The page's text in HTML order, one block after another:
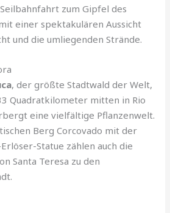
zum Gipfel des
einer spektakulären Aussicht
und die umliegenden Strände.
, der größte Stadtwald der Welt,
Quadratkilometer mitten in Rio
eine vielfältige Pflanzenwelt.
Berg Corcovado mit der
Statue zählen auch die
Santa Teresa zu den